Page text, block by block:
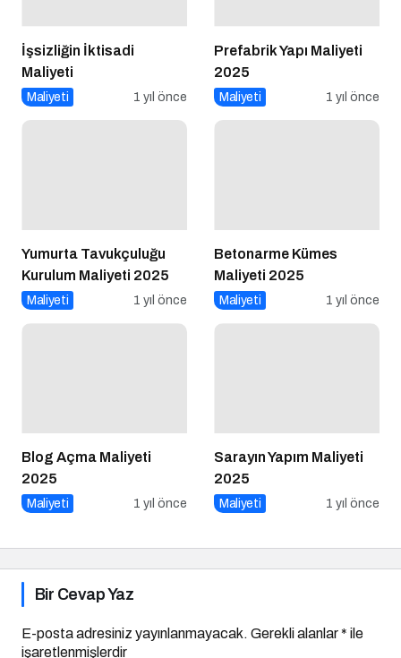
İşsizliğin İktisadi
Maliyeti
Maliyeti
Prefabrik Yapı Maliyeti
2025
Maliyeti
Yumurta Tavukçuluğu
Kurulum Maliyeti 2025
Maliyeti 1 yıl önce
Betonarme Kümes
Maliyeti 2025
Maliyeti
Blog Açma Maliyeti
2025
Maliyeti
Sarayın Yapım Maliyeti
2025
Maliyeti
Bir Cevap Yaz
işaretlenmişlerdir